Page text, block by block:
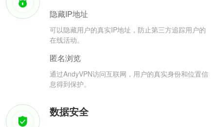
隐藏IP地址
可以隐藏用户的真实IP地址，防止第三方追踪用户的
在线活动。
匿名浏览
通过AndyVPN访问互联网，用户的真实身份和位置信
息得到保护。
数据安全